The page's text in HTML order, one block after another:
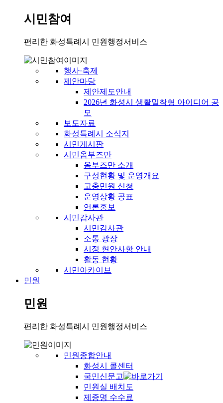
시민참여
편리한 화성특례시 민원행정서비스
행사·축제
제안마당
제안제도안내
2026년 화성시 생활밀착형 아이디어 공
모
보도자료
화성특례시 소식지
시민게시판
시민옴부즈만
옴부즈만 소개
구성현황 및 운영개요
고충민원 신청
운영상황 공표
언론홍보
시민감사관
시민감사관
소통 광장
시정 현안사항 안내
활동 현황
시민아카이브
민원
민원
편리한 화성특례시 민원행정서비스
민원종합안내
화성시 콜센터
국민신문고
민원실 배치도
제증명 수수료